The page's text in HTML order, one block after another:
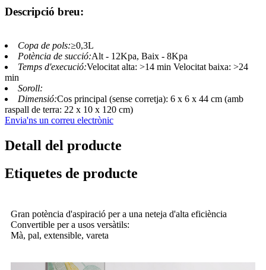
Descripció breu:
Copa de pols:≥0,3L
Potència de succió:Alt - 12Kpa, Baix - 8Kpa
Temps d'execució:Velocitat alta: ˃14 min Velocitat baixa: ˃24
min
Soroll:
Dimensió:Cos principal (sense corretja): 6 x 6 x 44 cm (amb
raspall de terra: 22 x 10 x 120 cm)
Envia'ns un correu electrònic
Detall del producte
Etiquetes de producte
Gran potència d'aspiració per a una neteja d'alta eficiència
Convertible per a usos versàtils:
Mà, pal, extensible, vareta